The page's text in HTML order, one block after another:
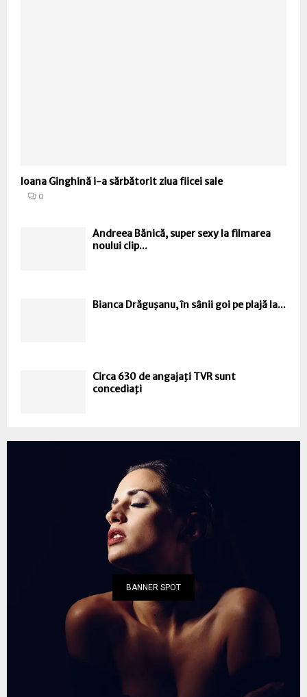
Ioana Ginghină i-a sărbătorit ziua fiicei sale
0
Andreea Bănică, super sexy la filmarea
noului clip...
Bianca Drăguşanu, în sânii goi pe plajă la...
Circa 630 de angajaţi TVR sunt
concediaţi
BANNER SPOT